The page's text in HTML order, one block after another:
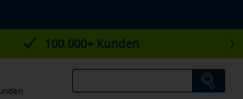
100.000+ Kunden